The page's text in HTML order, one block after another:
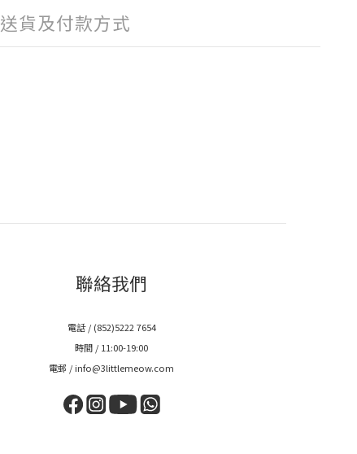
送貨及付款方式
聯絡我們
電話 / (852)5222 7654
時間 / 11:00-19:00
電郵 / info@3littlemeow.com